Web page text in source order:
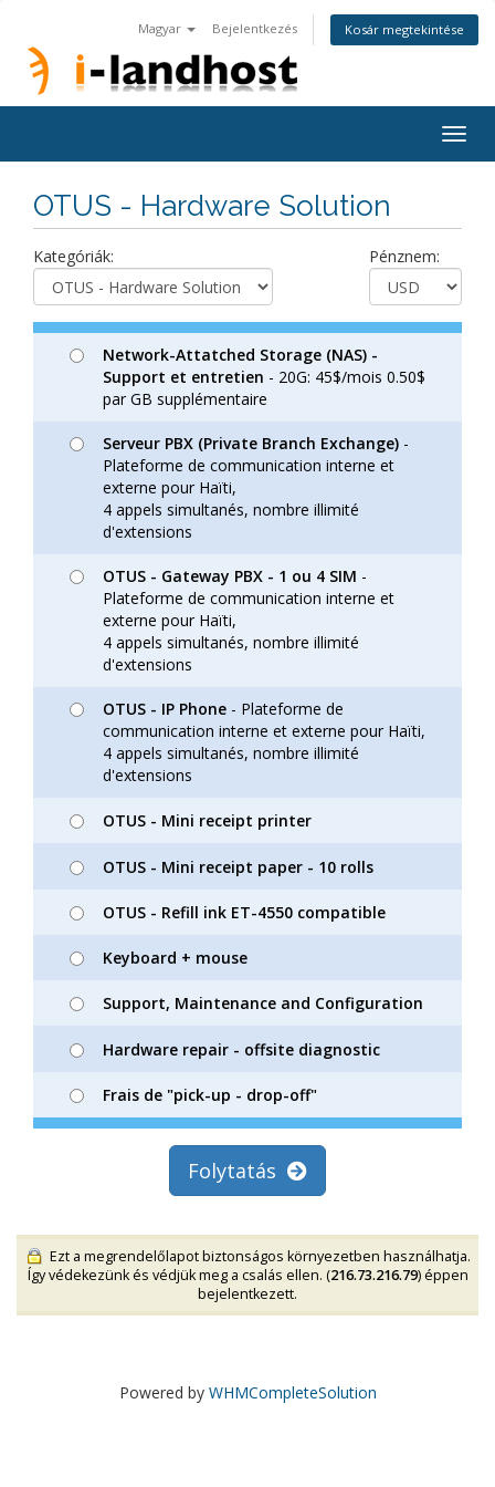
Magyar Bejelentkezés Kosár megtekintése
OTUS - Hardware Solution
Kategóriák: Pénznem:
Network-Attatched Storage (NAS) -
Support et entretien - 20G: 45$/mois 0.50$
par GB supplémentaire
Serveur PBX (Private Branch Exchange) -
Plateforme de communication interne et
externe pour Haïti,
4 appels simultanés, nombre illimité
d'extensions
OTUS - Gateway PBX - 1 ou 4 SIM -
Plateforme de communication interne et
externe pour Haïti,
4 appels simultanés, nombre illimité
d'extensions
OTUS - IP Phone - Plateforme de
communication interne et externe pour Haïti,
4 appels simultanés, nombre illimité
d'extensions
OTUS - Mini receipt printer
OTUS - Mini receipt paper - 10 rolls
OTUS - Refill ink ET-4550 compatible
Keyboard + mouse
Support, Maintenance and Configuration
Hardware repair - offsite diagnostic
Frais de "pick-up - drop-off"
Folytatás
Ezt a megrendelőlapot biztonságos környezetben használhatja.
Így védekezünk és védjük meg a csalás ellen. (216.73.216.79) éppen
bejelentkezett.
Powered by WHMCompleteSolution